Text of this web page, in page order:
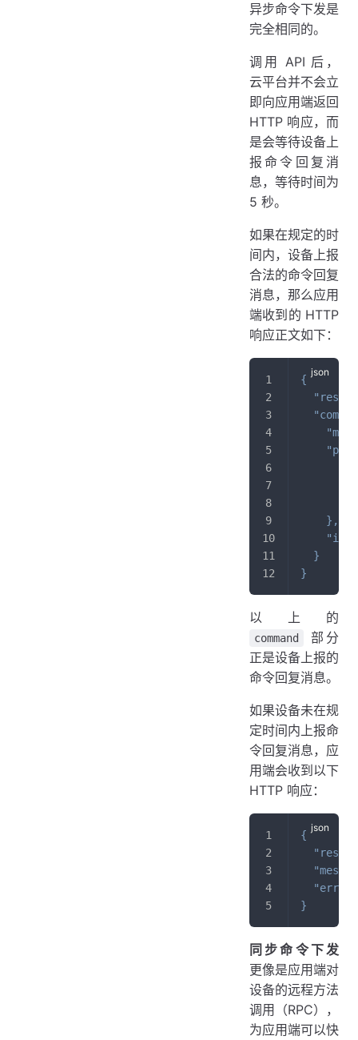
异步命令下发是
完全相同的。
调用 API 后，
云平台并不会立
即向应用端返回
HTTP 响应，而
是会等待设备上
报命令回复消
息，等待时间为
5 秒。
如果在规定的时
间内，设备上报
合法的命令回复
消息，那么应用
端收到的 HTTP
响应正文如下：
{
} ,
"id"
}
}
以上的
command
部分
正是设备上报的
命令回复消息。
如果设备未在规
定时间内上报命
令回复消息，应
用端会收到以下
HTTP 响应：
{
}
同步命令下发
更像是应用端对
设备的远程方法
调用（RPC），
为应用端可以快